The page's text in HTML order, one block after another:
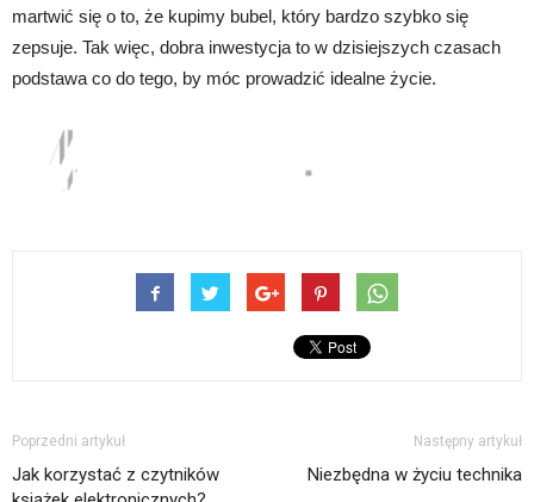
martwić się o to, że kupimy bubel, który bardzo szybko się
zepsuje. Tak więc, dobra inwestycja to w dzisiejszych czasach
podstawa co do tego, by móc prowadzić idealne życie.
Poprzedni artykuł
Jak korzystać z czytników
Następny artykuł
Niezbędna w życiu technika